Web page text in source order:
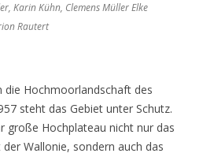
Karin Kühn, Clemens Müller Elke
Rautert
die Hochmoorlandschaft des
steht das Gebiet unter Schutz.
große Hochplateau nicht nur das
Wallonie, sondern auch das